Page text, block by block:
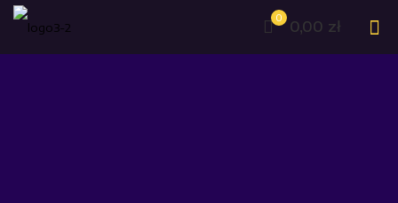
0
0,00 zł